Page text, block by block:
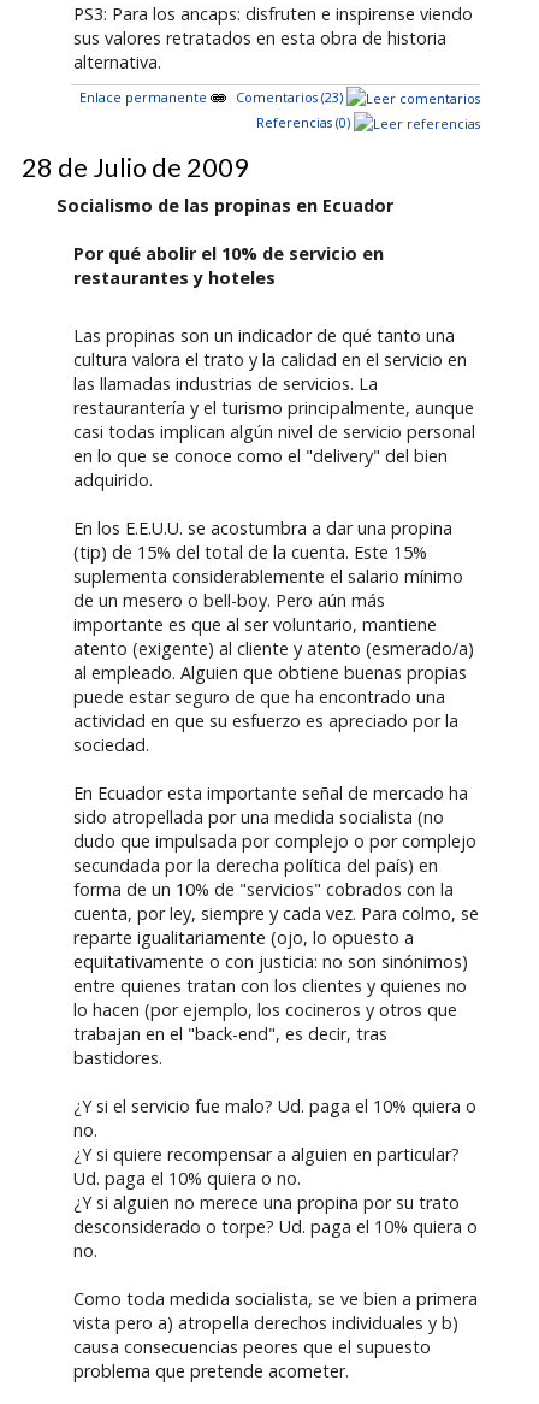
PS3: Para los ancaps: disfruten e inspirense viendo
sus valores retratados en esta obra de historia
alternativa.
Enlace permanente
Comentarios (23)
Referencias (0)
28 de Julio de 2009
Socialismo de las propinas en Ecuador
Por qué abolir el 10% de servicio en
restaurantes y hoteles
Las propinas son un indicador de qué tanto una
cultura valora el trato y la calidad en el servicio en
las llamadas industrias de servicios. La
restaurantería y el turismo principalmente, aunque
casi todas implican algún nivel de servicio personal
en lo que se conoce como el "delivery" del bien
adquirido.
En los E.E.U.U. se acostumbra a dar una propina
(tip) de 15% del total de la cuenta. Este 15%
suplementa considerablemente el salario mínimo
de un mesero o bell-boy. Pero aún más
importante es que al ser voluntario, mantiene
atento (exigente) al cliente y atento (esmerado/a)
al empleado. Alguien que obtiene buenas propias
puede estar seguro de que ha encontrado una
actividad en que su esfuerzo es apreciado por la
sociedad.
En Ecuador esta importante señal de mercado ha
sido atropellada por una medida socialista (no
dudo que impulsada por complejo o por complejo
secundada por la derecha política del país) en
forma de un 10% de "servicios" cobrados con la
cuenta, por ley, siempre y cada vez. Para colmo, se
reparte igualitariamente (ojo, lo opuesto a
equitativamente o con justicia: no son sinónimos)
entre quienes tratan con los clientes y quienes no
lo hacen (por ejemplo, los cocineros y otros que
trabajan en el "back-end", es decir, tras
bastidores.
¿Y si el servicio fue malo? Ud. paga el 10% quiera o
no.
¿Y si quiere recompensar a alguien en particular?
Ud. paga el 10% quiera o no.
¿Y si alguien no merece una propina por su trato
desconsiderado o torpe? Ud. paga el 10% quiera o
no.
Como toda medida socialista, se ve bien a primera
vista pero a) atropella derechos individuales y b)
causa consecuencias peores que el supuesto
problema que pretende acometer.